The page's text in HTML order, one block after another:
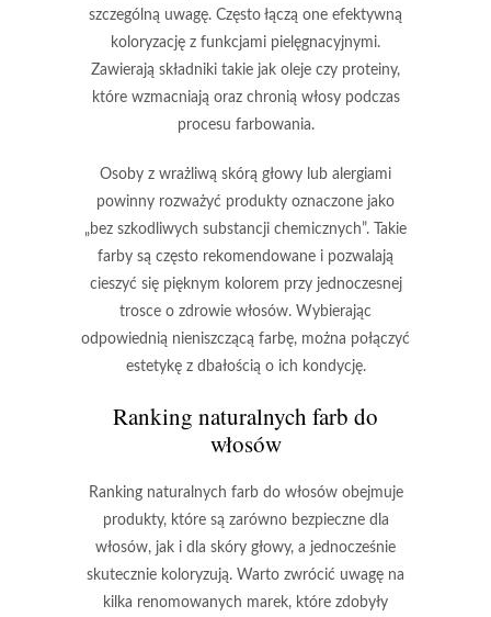
szczególną uwagę. Często łączą one efektywną
koloryzację z funkcjami pielęgnacyjnymi.
Zawierają składniki takie jak oleje czy proteiny,
które wzmacniają oraz chronią włosy podczas
procesu farbowania.
Osoby z wrażliwą skórą głowy lub alergiami
powinny rozważyć produkty oznaczone jako
„bez szkodliwych substancji chemicznych”. Takie
farby są często rekomendowane i pozwalają
cieszyć się pięknym kolorem przy jednoczesnej
trosce o zdrowie włosów. Wybierając
odpowiednią nieniszczącą farbę, można połączyć
estetykę z dbałością o ich kondycję.
Ranking naturalnych farb do
włosów
Ranking naturalnych farb do włosówobejmuje
produkty, które są zarówno bezpieczne dla
włosów, jak i dla skóry głowy, a jednocześnie
skutecznie koloryzują. Warto zwrócić uwagę na
kilka renomowanych marek, które zdobyły